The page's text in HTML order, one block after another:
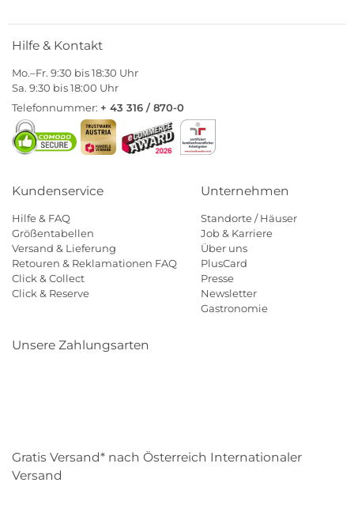
Hilfe & Kontakt
Mo.–Fr. 9:30 bis 18:30 Uhr
Sa. 9:30 bis 18:00 Uhr
Telefonnummer: + 43 316 / 870-0
Kundenservice
Hilfe & FAQ
Größentabellen
Versand & Lieferung
Retouren & Reklamationen FAQ
Click & Collect
Click & Reserve
Unternehmen
Standorte / Häuser
Job & Karriere
Über uns
PlusCard
Presse
Newsletter
Gastronomie
Unsere Zahlungsarten
Gratis Versand* nach Österreich Internationaler
Versand